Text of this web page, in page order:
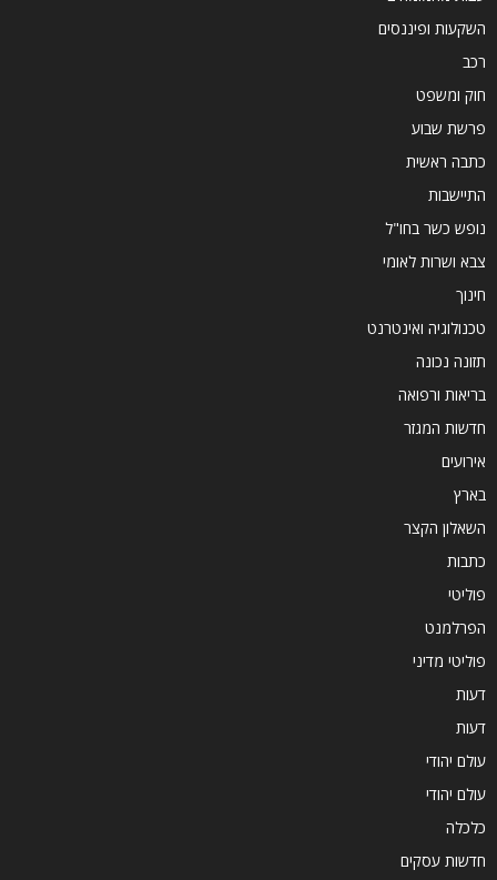
השקעות ופיננסים
רכב
חוק ומשפט
פרשת שבוע
כתבה ראשית
התיישבות
נופש כשר בחו"ל
צבא ושרות לאומי
חינוך
טכנולוגיה ואינטרנט
תזונה נכונה
בריאות ורפואה
חדשות המגזר
אירועים
בארץ
השאלון הקצר
כתבות
פוליטי
הפרלמנט
פוליטי מדיני
דעות
דעות
עולם יהודי
עולם יהודי
כלכלה
חדשות עסקים